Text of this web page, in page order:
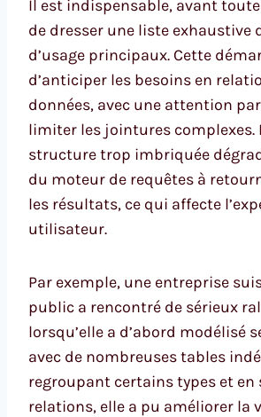
Il est indispensable, avant
de dresser une liste exhaustive
d’usage principaux. Cette
d’anticiper les besoins en
données, avec une attention
limiter les jointures complexes.
structure trop imbriquée
du moteur de requêtes à
les résultats, ce qui affecte
utilisateur.
Par exemple, une entreprise
public a rencontré de sérieux
lorsqu’elle a d’abord modélisé
avec de nombreuses tables
regroupant certains types et
relations, elle a pu améliorer la